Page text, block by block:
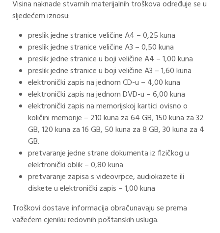
Visina naknade stvarnih materijalnih troškova određuje se u
sljedećem iznosu:
preslik jedne stranice veličine A4 – 0,25 kuna
preslik jedne stranice veličine A3 – 0,50 kuna
preslik jedne stranice u boji veličine A4 – 1,00 kuna
preslik jedne stranice u boji veličine A3 – 1,60 kuna
elektronički zapis na jednom CD-u – 4,00 kuna
elektronički zapis na jednom DVD-u – 6,00 kuna
elektronički zapis na memorijskoj kartici ovisno o
količini memorije – 210 kuna za 64 GB, 150 kuna za 32
GB, 120 kuna za 16 GB, 50 kuna za 8 GB, 30 kuna za 4
GB.
pretvaranje jedne strane dokumenta iz fizičkog u
elektronički oblik – 0,80 kuna
pretvaranje zapisa s videovrpce, audiokazete ili
diskete u elektronički zapis – 1,00 kuna
Troškovi dostave informacija obračunavaju se prema
važećem cjeniku redovnih poštanskih usluga.